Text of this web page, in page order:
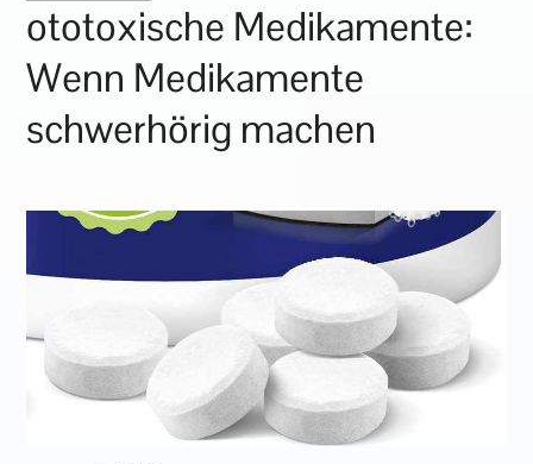
ototoxische Medikamente:
Wenn Medikamente
schwerhörig machen